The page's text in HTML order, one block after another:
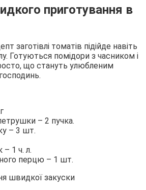
приготування в
заготівлі томатів підійде навіть
Готуються помідори з часником і
що стануть улюбленим
– 2 пучка.
– 3 шт.
– 1 ч. л.
перцю – 1 шт.
швидкої закуски